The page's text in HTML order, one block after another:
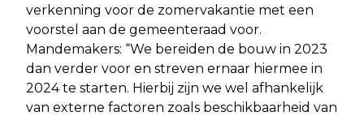
verkenning voor de zomervakantie met een
voorstel aan de gemeenteraad voor.
Mandemakers: “We bereiden de bouw in 2023
dan verder voor en streven ernaar hiermee in
2024 te starten. Hierbij zijn we wel afhankelijk
van externe factoren zoals beschikbaarheid van